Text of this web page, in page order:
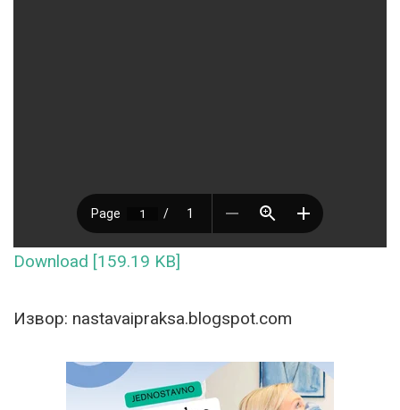
Download [159.19 KB]
Извор: nastavaipraksa.blogspot.com